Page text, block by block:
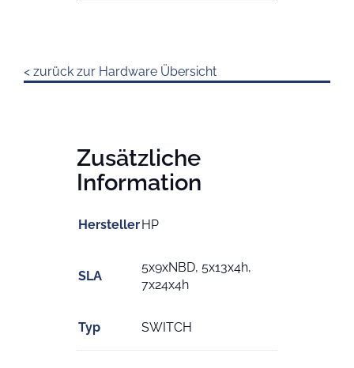
< zurück zur Hardware Übersicht
Zusätzliche
Information
HerstellerHP
SLA
5x9xNBD, 5x13x4h,
7x24x4h
Typ SWITCH